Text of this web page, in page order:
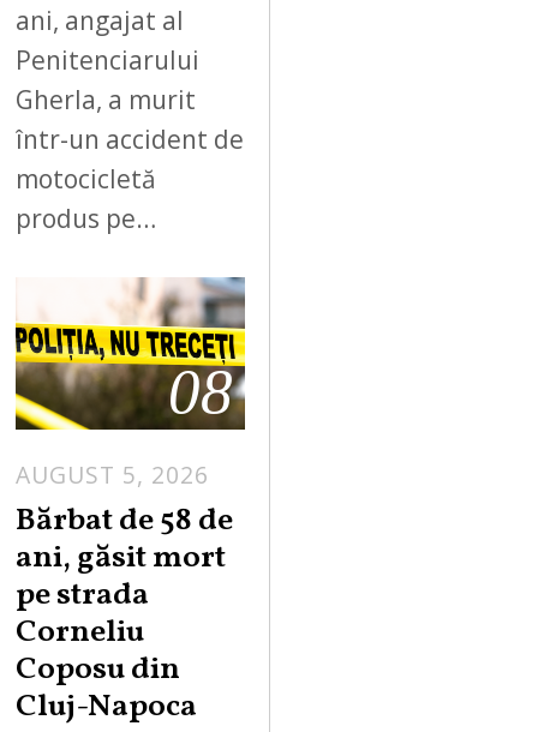
ani, angajat al
Penitenciarului
Gherla, a murit
într-un accident de
motocicletă
produs pe…
08
AUGUST 5, 2026
Bărbat de 58 de
ani, găsit mort
pe strada
Corneliu
Coposu din
Cluj-Napoca